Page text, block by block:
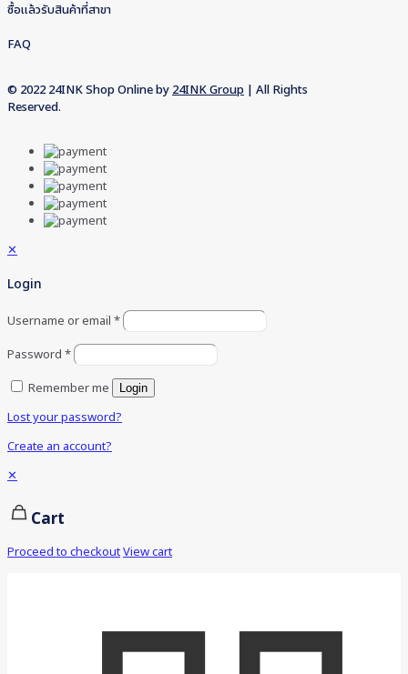
ซื้อแล้วรับสินค้าที่สาขา
FAQ
© 2022 24INK Shop Online by 24INK Group | All Rights
Reserved.
✕
Login
Username or email *
Password *
Remember me
Login
Lost your password?
Create an account?
✕
Cart
Proceed to checkoutView cart